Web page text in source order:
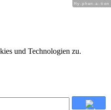
und Technologien zu.
Hy-phen-a-tion